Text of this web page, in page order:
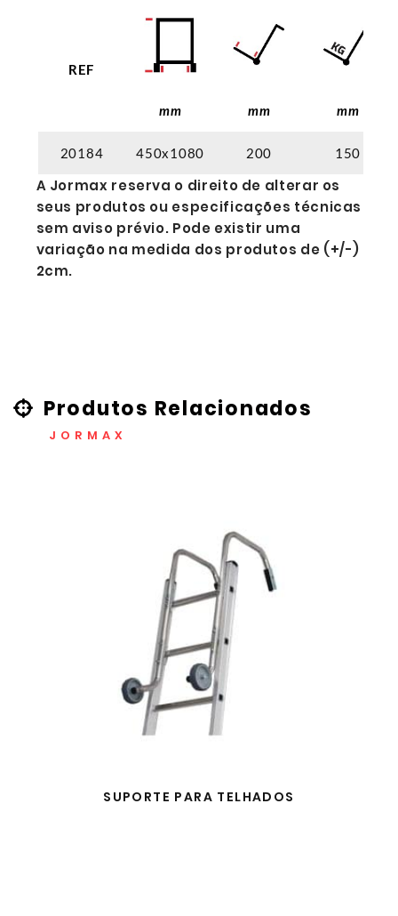
REF
mm mm mm
20184 450x1080 200 150
A Jormax reserva o direito de alterar os
seus produtos ou especificações técnicas
sem aviso prévio. Pode existir uma
variação na medida dos produtos de (+/-)
2cm.
Produtos Relacionados
JORMAX
SUPORTE PARA TELHADOS